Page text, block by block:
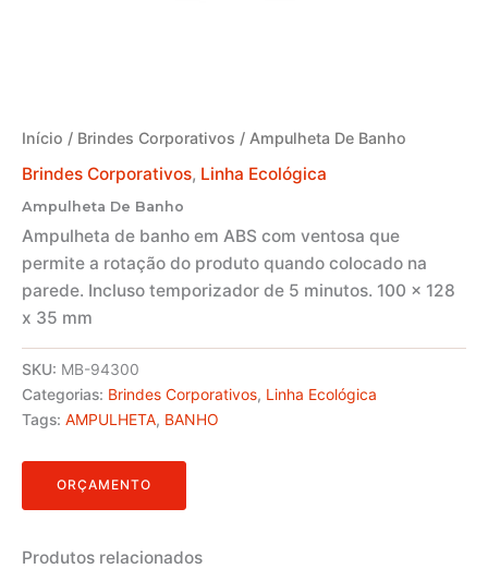
Início / Brindes Corporativos / Ampulheta De Banho
Brindes Corporativos, Linha Ecológica
Ampulheta De Banho
Ampulheta de banho em ABS com ventosa que
permite a rotação do produto quando colocado na
parede. Incluso temporizador de 5 minutos. 100 x 128
x 35 mm
SKU: MB-94300
Categorias: Brindes Corporativos, Linha Ecológica
Tags: AMPULHETA, BANHO
ORÇAMENTO
Produtos relacionados